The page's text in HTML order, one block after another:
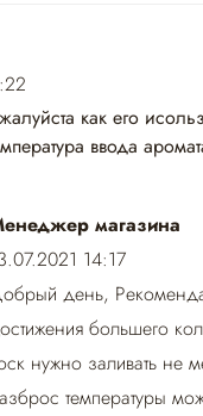
как его
ввода
магазина
14:17
день,
большего
нужно заливать не
температуры